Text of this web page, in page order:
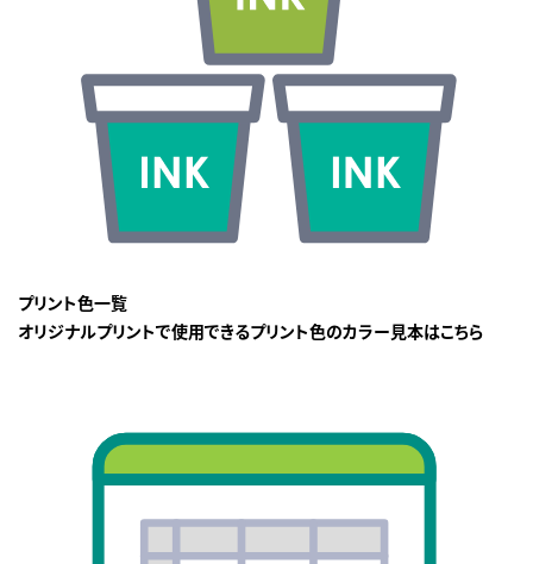
プリント色一覧
オリジナルプリントで使用できるプリント色のカラー見本はこちら